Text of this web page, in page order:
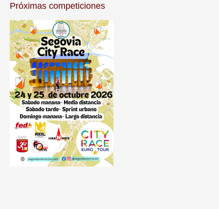
Próximas competiciones